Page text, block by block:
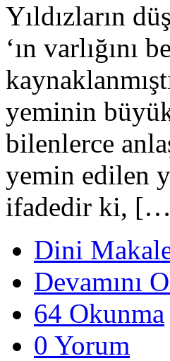
Yıldızların
‘ın var­lığını
yeminin
bilenlerce
yemin edilen
ifadedir ki,
Dini
Devamını
64 Okunma
0 Yorum